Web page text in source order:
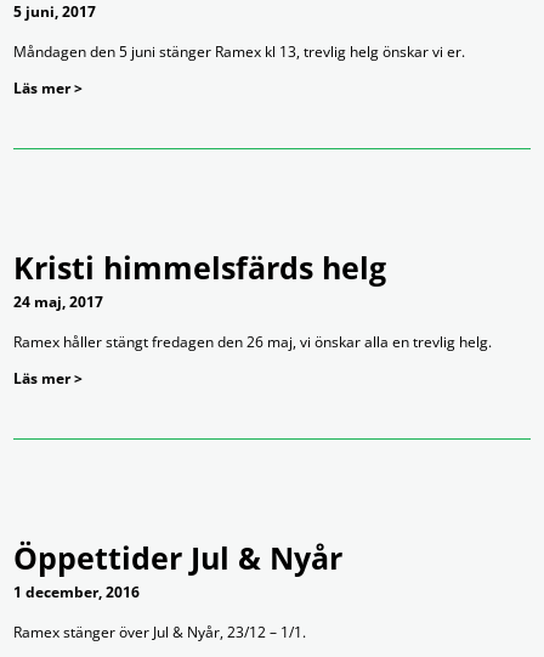
5 juni, 2017
Måndagen den 5 juni stänger Ramex kl 13, trevlig helg önskar vi er.
Läs mer >
Kristi himmelsfärds helg
24 maj, 2017
Ramex håller stängt fredagen den 26 maj, vi önskar alla en trevlig helg.
Läs mer >
Öppettider Jul & Nyår
1 december, 2016
Ramex stänger över Jul & Nyår, 23/12 – 1/1.